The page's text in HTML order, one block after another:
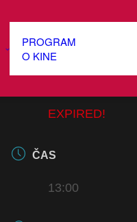
PROGRAM
O KINE
DÁTUM
13 JÚN 2026
EXPIRED!
ČAS
13:00